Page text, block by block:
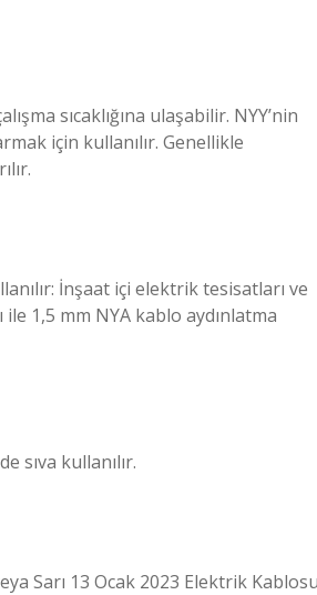
sıcaklığına ulaşabilir. NYY’nin
için kullanılır. Genellikle
İnşaat içi elektrik tesisatları ve
1,5 mm NYA kablo aydınlatma
sıva kullanılır.
Sarı 13 Ocak 2023 Elektrik